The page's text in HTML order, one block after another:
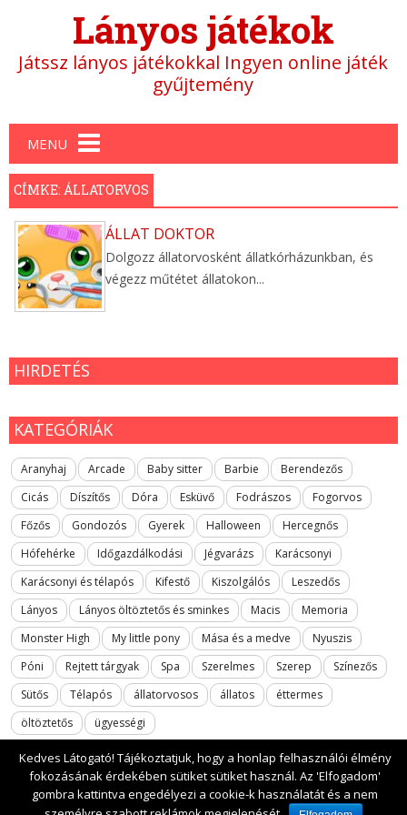
Lányos játékok
Játssz lányos játékokkal Ingyen online játék
gyűjtemény
Main menu
MENU
CÍMKE: ÁLLATORVOS
ÁLLAT DOKTOR
Dolgozz állatorvosként állatkórházunkban, és
végezz műtétet állatokon...
HIRDETÉS
KATEGÓRIÁK
Aranyhaj Arcade Baby sitter Barbie
Berendezős
Cicás
Díszítős Dóra Esküvő Fodrászos
Fogorvos
Főzős
Gondozós Gyerek Halloween
Hercegnős
Hófehérke
Időgazdálkodási Jégvarázs
Karácsonyi
Karácsonyi és télapós
Kifestő Kiszolgálós
Leszedős
Lányos
Lányos öltöztetős és sminkes Macis
Memoria
Monster High
My little pony Mása és a medve
Nyuszis
Póni
Rejtett tárgyak Spa Szerelmes Szerep
Színezős
Sütős
Télapós állatorvosos állatos
éttermes
öltöztetős
ügyességi
2017 All rights reserved. lanyosjatekok.gyerekfilmek.hu
Kedves Látogató! Tájékoztatjuk, hogy a honlap felhasználói élmény
fokozásának érdekében sütiket sütiket használ. Az 'Elfogadom'
gombra kattintva engedélyezi a cookie-k használatát és a nem